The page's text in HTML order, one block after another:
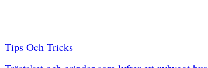
Tips Och Tricks